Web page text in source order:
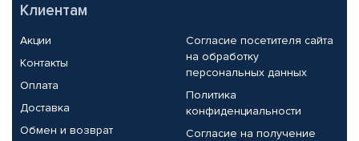
Клиентам
Акции
Контакты
Оплата
Доставка
Обмен и возврат
Согласие посетителя сайта
на обработку
персональных данных
Политика
конфиденциальности
Согласие на получение